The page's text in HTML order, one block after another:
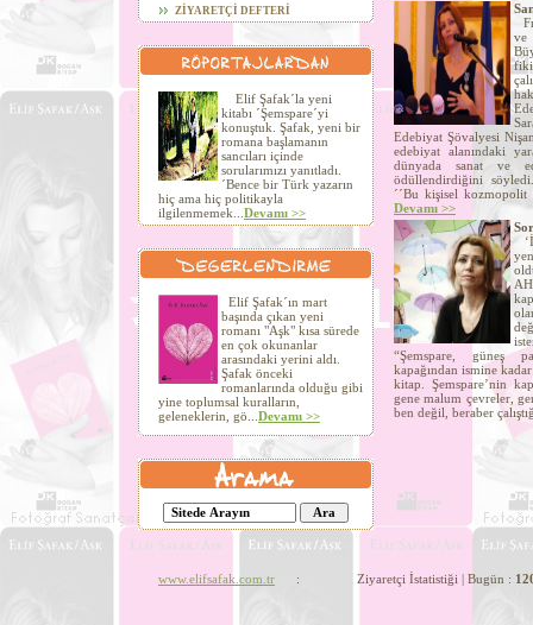
ZİYARETÇİ DEFTERİ
Elif Şafak´la yeni
kitabı ´Şemspare´yi
konuştuk. Şafak, yeni bir
romana başlamanın
sancıları içinde
sorularımızı yanıtladı.
´Bence bir Türk yazarın
hiç ama hiç politikayla
ilgilenmemek... Devamı >>
Elif Şafak´ın mart
başında çıkan yeni
romanı "Aşk" kısa sürede
en çok okunanlar
arasındaki yerini aldı.
Şafak önceki
romanlarında olduğu gibi
yine toplumsal kuralların,
geleneklerin, gö... Devamı >>
ve
Edebiyat Şövalyesi
edebiyat alanındaki
dünyada sanat ve
ödüllendirdiğini
´´Bu kişisel
Devamı >>
“Şemspare, güneş
kapağından ismine
kitap. Şemspare’nin
gene malum çevreler,
ben değil, beraber
www.elifsafak.com.tr : Ziyaretçi İstatistiği | Bugün :